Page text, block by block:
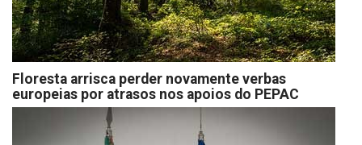
Floresta arrisca perder novamente verbas
europeias por atrasos nos apoios do PEPAC